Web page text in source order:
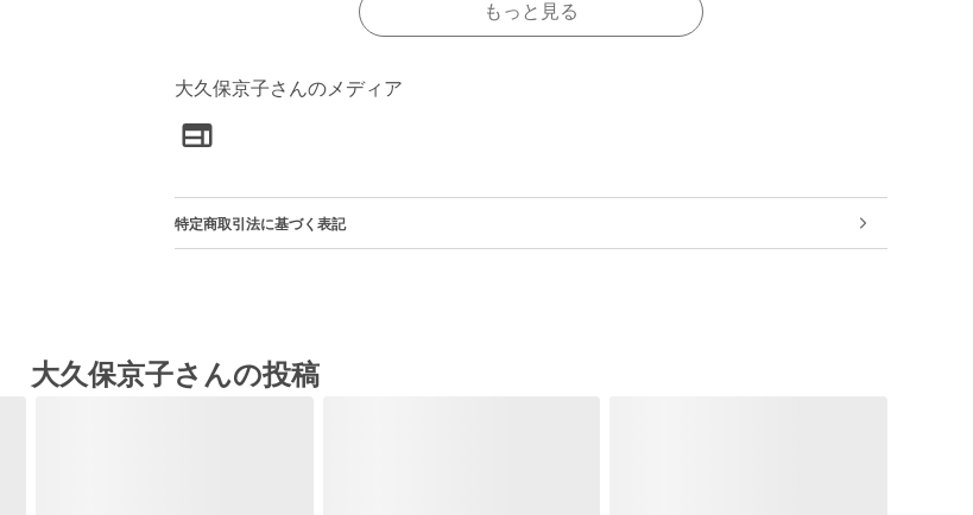
もっと見る
大久保京子さんのメディア
特定商取引法に基づく表記
大久保京子さんの投稿